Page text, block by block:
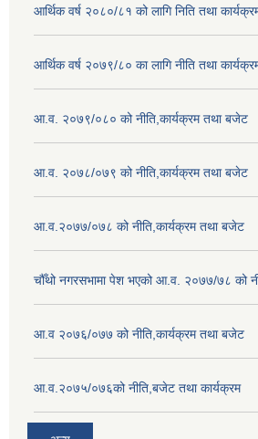
आर्थिक वर्ष २०८०/८१ को लागि निति तथा
आर्थिक वर्ष २०७९/८० का लागि नीति तथा
आ.व. २०७९/०८० को नीति,कार्यक्रम तथा बजेट
आ.व. २०७८/०७९ को नीति,कार्यक्रम तथा बजेट
आ.व.२०७७/०७८ को नीति,कार्यक्रम तथा बजेट
चौँथो नगरसभामा पेश भएको आ.व. २०७७/७८ को
आ.व २०७६/०७७ को नीति,कार्यक्रम तथा बजेट
आ.व.२०७५/०७६को नीति,बजेट तथा कार्यक्रम